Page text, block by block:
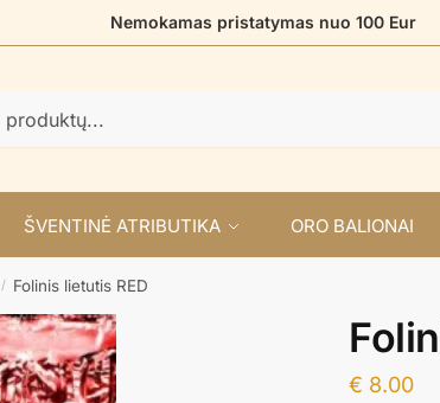
Nemokamas pristatymas nuo 100 Eur
ŠVENTINĖ ATRIBUTIKA ORO BALIONAI
/ Folinis lietutis RED
€ 8.00